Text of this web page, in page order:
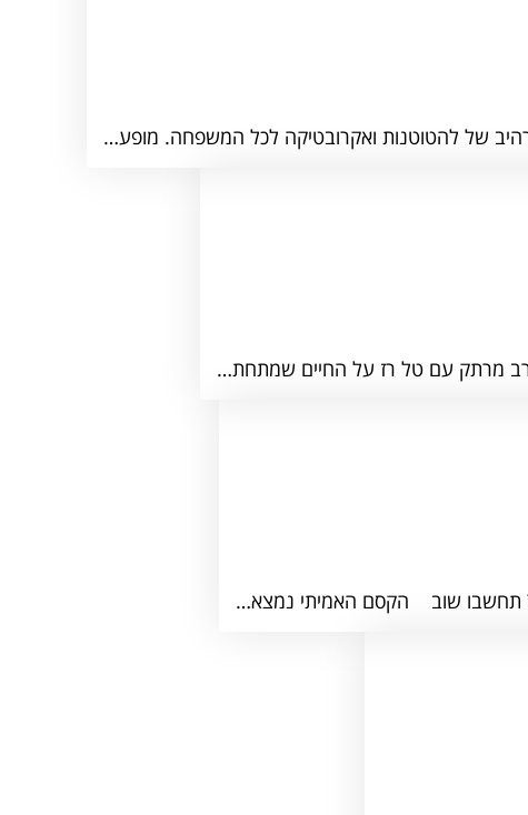
של להטוטנות ואקרובטיקה לכל המשפחה. מופע…
תחשבו שוב ​ הקסם האמיתי נמצא…